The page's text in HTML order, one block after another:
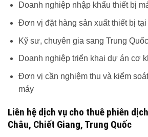
Doanh nghiệp nhập khẩu thiết bị
Đơn vị đặt hàng sản xuất thiết bị tại
Kỹ sư, chuyên gia sang Trung
Doanh nghiệp triển khai dự án cơ
Đơn vị cần nghiệm thu và kiểm
máy
Liên hệ dịch vụ cho thuê phiên
Châu, Chiết Giang, Trung Quốc